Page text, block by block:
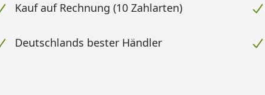
Kauf auf Rechnung (10 Zahlarten)
Deutschlands bester Händler